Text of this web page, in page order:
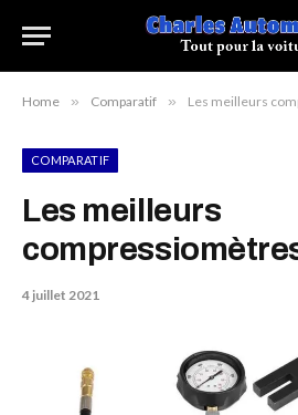
Home » Comparatif » Les meilleurs
COMPARATIF
Les meilleurs
4 juillet 2021